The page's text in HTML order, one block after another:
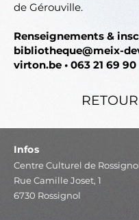
de Gérouville.
Renseignements &
bibliotheque@meix-
virton.be • 063 21 69 90
RETOUR
Infos
Centre Culturel de
Rue Camille Joset, 1
6730 Rossignol